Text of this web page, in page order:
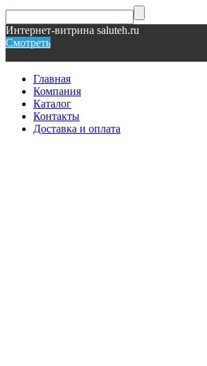
Интернет-витрина saluteh.ru
Смотреть
Главная
Компания
Каталог
Контакты
Доставка и оплата